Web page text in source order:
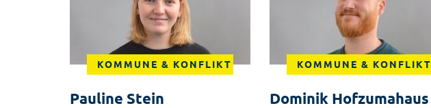
KOMMUNE & KONFLIKT
Pauline Stein
KOMMUNE & KONFLIKT
Dominik Hofzumahaus